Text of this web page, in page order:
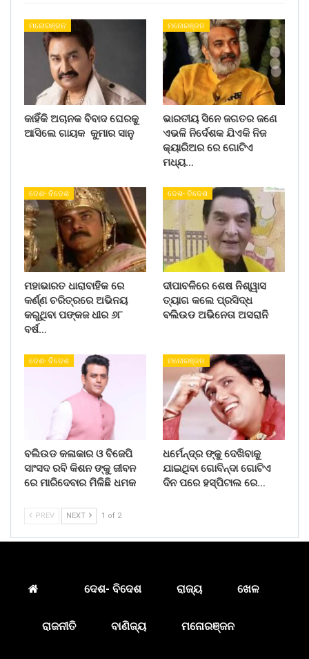
ମନୋରଞ୍ଜନ
କାହିଁକି ଅଚାନକ ବିବାଦ ଘେରକୁ
ଆସିଲେ ଗାୟକ କୁମାର ସାନୁ
ମନୋରଞ୍ଜନ
ଭାରତୀୟ ସିନେ ଜଗତର ଜଣେ
ଏଭଳି ନିର୍ଦେଶକ ଯିଏକି ନିଜ
କ୍ୟାରିଅର ରେ ଗୋଟିଏ
ମଧ୍ୟ…
ଦେଶ- ବିଦେଶ
ମହାଭାରତ ଧାରାବାହିକ ରେ
କର୍ଣ୍ଣ ଚରିତ୍ରରେ ଅଭିନୟ
କରୁଥିବା ପଙ୍କଜ ଧୀର ୬୮
ବର୍ଷ…
ଦେଶ- ବିଦେଶ
ଦୀପାବଳିରେ ଶେଷ ନିଶ୍ୱାସ
ତ୍ୟାଗ କଲେ ପ୍ରସିଦ୍ଧ
ବଲିଉଡ ଅଭିନେତା ଅସରାନି
ଦେଶ- ବିଦେଶ
ବଲିଉଡ କଳାକାର ଓ ବିଜେପି
ସାଂସଦ ରବି କିଶନ ଙ୍କୁ ଜୀବନ
ରେ ମାରିଦେବାର ମିଳିଛି ଧମକ
ମନୋରଞ୍ଜନ
ଧର୍ମେନ୍ଦ୍ର ଙ୍କୁ ଦେଖିବାକୁ
ଯାଇଥିବା ଗୋବିନ୍ଦା ଗୋଟିଏ
ଦିନ ପରେ ହସ୍ପିଟାଲ ରେ…
PREV NEXT 1 of 2
ଦେଶ- ବିଦେଶ ରାଜ୍ୟ ଖେଳ
ରାଜନୀତି ବାଣିଜ୍ୟ ମନୋରଞ୍ଜନ